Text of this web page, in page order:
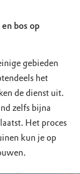
bos op
gebieden
het
de dienst uit.
zelfs bijna
Het proces
kun je op